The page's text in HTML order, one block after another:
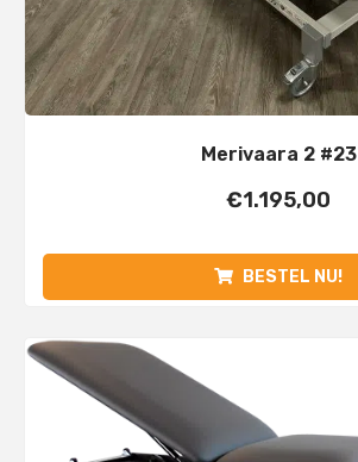
Merivaara 2 #23
€1.195,00
BESTEL NU!